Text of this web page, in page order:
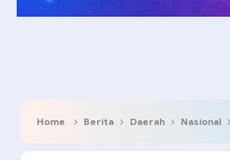
Home Berita Daerah Nasional